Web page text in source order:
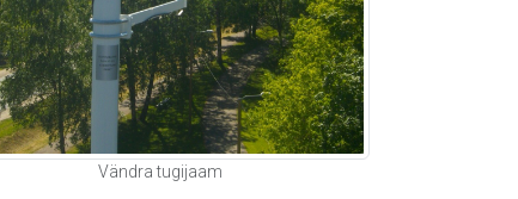
Vändra tugijaam